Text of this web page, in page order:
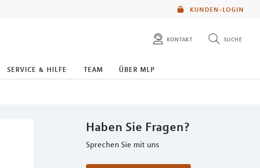
KUNDEN-LOGIN
kontakt suche
diese website durchsuchen
service & hilfe team über mlp
Haben Sie Fragen?
Sprechen Sie mit uns